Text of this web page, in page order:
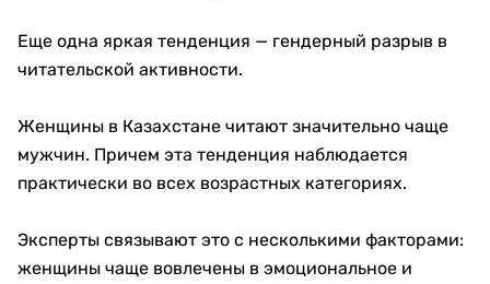
Еще одна яркая тенденция — гендерный разрыв в
читательской активности.
Женщины в Казахстане читают значительно чаще
мужчин. Причем эта тенденция наблюдается
практически во всех возрастных категориях.
Эксперты связывают это с несколькими факторами:
женщины чаще вовлечены в эмоциональное и